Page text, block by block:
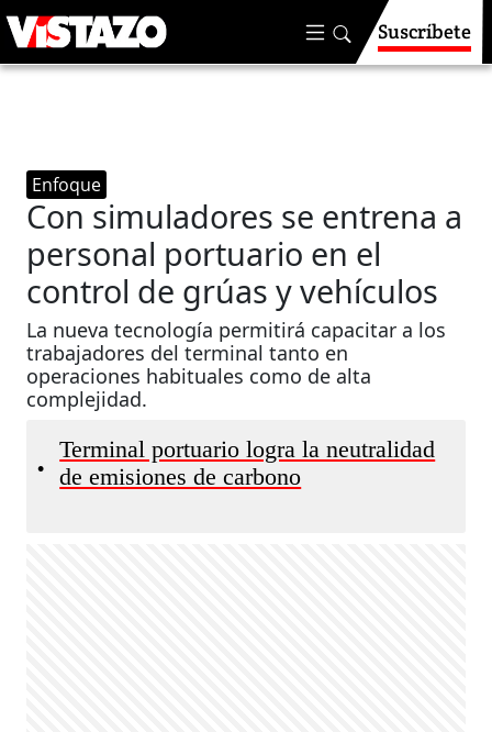
Suscríbete
Enfoque
Con simuladores se entrena a
personal portuario en el
control de grúas y vehículos
La nueva tecnología permitirá capacitar a los
trabajadores del terminal tanto en
operaciones habituales como de alta
complejidad.
•
Terminal portuario logra la neutralidad
de emisiones de carbono